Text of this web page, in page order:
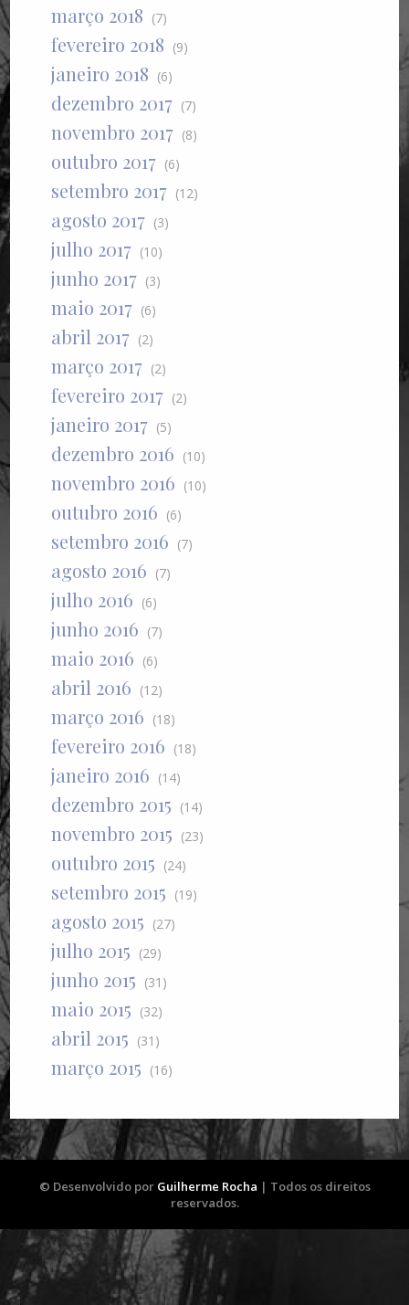
março 2018 (7)
fevereiro 2018 (9)
janeiro 2018 (6)
dezembro 2017 (7)
novembro 2017 (8)
outubro 2017 (6)
setembro 2017 (12)
agosto 2017 (3)
julho 2017 (10)
junho 2017 (3)
maio 2017 (6)
abril 2017 (2)
março 2017 (2)
fevereiro 2017 (2)
janeiro 2017 (5)
dezembro 2016 (10)
novembro 2016 (10)
outubro 2016 (6)
setembro 2016 (7)
agosto 2016 (7)
julho 2016 (6)
junho 2016 (7)
maio 2016 (6)
abril 2016 (12)
março 2016 (18)
fevereiro 2016 (18)
janeiro 2016 (14)
dezembro 2015 (14)
novembro 2015 (23)
outubro 2015 (24)
setembro 2015 (19)
agosto 2015 (27)
julho 2015 (29)
junho 2015 (31)
maio 2015 (32)
abril 2015 (31)
março 2015 (16)
© Desenvolvido por Guilherme Rocha | Todos os direitos
reservados.